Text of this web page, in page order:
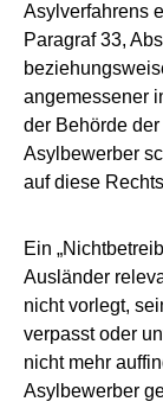
Asylverfahrens
Paragraf 33,
angemessener
der Behörde
Asylbewerber
auf diese
Ein
Ausländer
nicht vorlegt,
verpasst oder
nicht mehr
Asylbewerber